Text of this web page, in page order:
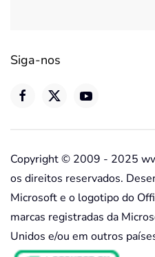
Siga-nos
Copyright © 2009 - 2025
os direitos reservados.
Microsoft e o logotipo do
marcas registradas da
Unidos e/ou em outros